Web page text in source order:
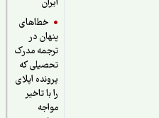
خطاهای
پنهان در
ترجمه مدرک
تحصیلی که
پرونده اپلای
را با تاخیر